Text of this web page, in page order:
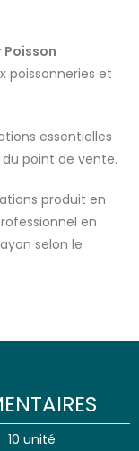
Poisson
poissonneries et
essentielles
point de vente.
produit en
en
selon le
10 unité